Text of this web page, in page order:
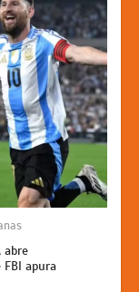
abre
FBI apura